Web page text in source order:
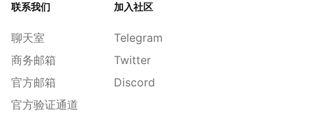
联系我们
聊天室
商务邮箱
官方邮箱
官方验证通道
加入社区
Telegram
Twitter
Discord